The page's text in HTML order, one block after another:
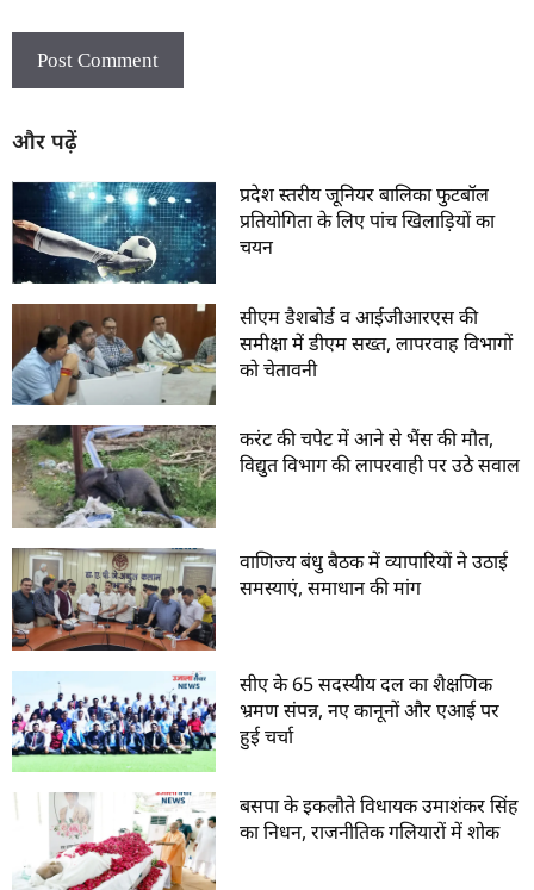
और पढ़ें
प्रदेश स्तरीय जूनियर बालिका फुटबॉल
प्रतियोगिता के लिए पांच खिलाड़ियों का
चयन
सीएम डैशबोर्ड व आईजीआरएस की
समीक्षा में डीएम सख्त, लापरवाह विभागों
को चेतावनी
करंट की चपेट में आने से भैंस की मौत,
विद्युत विभाग की लापरवाही पर उठे सवाल
वाणिज्य बंधु बैठक में व्यापारियों ने उठाई
समस्याएं, समाधान की मांग
सीए के 65 सदस्यीय दल का शैक्षणिक
भ्रमण संपन्न, नए कानूनों और एआई पर
हुई चर्चा
बसपा के इकलौते विधायक उमाशंकर सिंह
का निधन, राजनीतिक गलियारों में शोक